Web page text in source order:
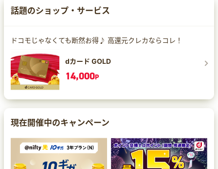
話題のショップ・サービス
ドコモじゃなくても断然お得♪ 高還元クレカならコレ！
dカード GOLD
14,000P
現在開催中のキャンペーン